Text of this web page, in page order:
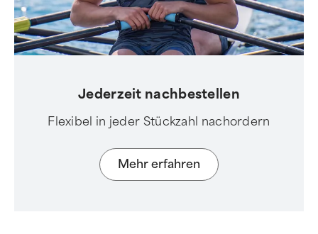
Jederzeit nachbestellen
Flexibel in jeder Stückzahl nachordern
Mehr erfahren